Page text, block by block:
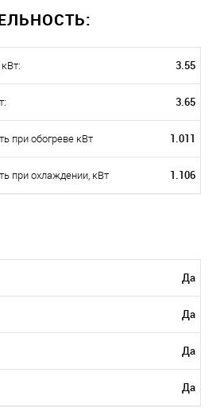
3.55
3.65
при обогреве кВт 1.011
при охлаждении, кВт 1.106
Да
Да
Да
Да